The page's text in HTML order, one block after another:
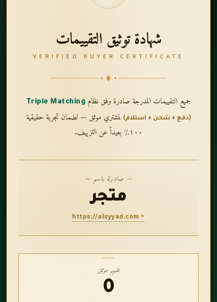
شهادة توثيق التقييمات
VERIFIED BUYER CERTIFICATE
جميع التقييمات المدرجة صادرة وفق نظام Triple Matching
(دفع + شحن + استلام) لمشتري موثق — لضمان تجربة حقيقية
١٠٠٪ بعيداً عن التزييف.
— صادرة باسم —
متجر
https://alsyyad.com
تقييم موثق
0